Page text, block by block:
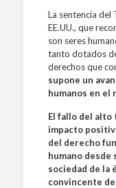
La sentencia del
EE.UU., que
son seres
tanto dotados
derechos que
supone un
humanos en el
El fallo del alto
impacto
del derecho
humano desde
sociedad de la
convincente